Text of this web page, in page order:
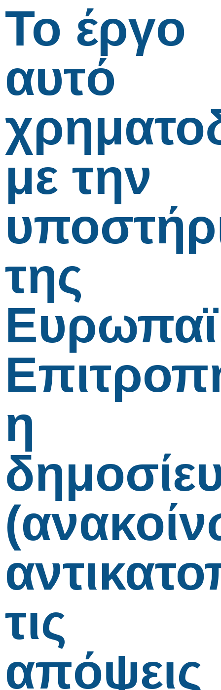
Το έργο
αυτό
με την
της
η
τις
απόψεις